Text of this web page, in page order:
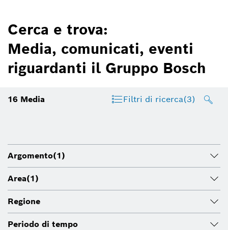
Cerca e trova:
Media, comunicati, eventi
riguardanti il Gruppo Bosch
16 Media Filtri di ricerca(3)
Argomento(1)
Area(1)
Regione
Periodo di tempo